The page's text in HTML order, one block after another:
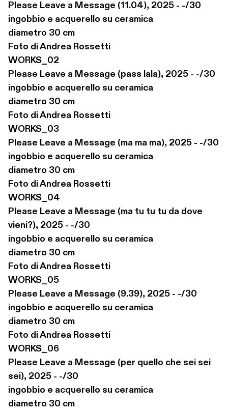
Please Leave a Message (11.04), 2025 - -/30
ingobbio e acquerello su ceramica
diametro 30 cm
Foto di Andrea Rossetti
WORKS_02
Please Leave a Message (pass lala), 2025 - -/30
ingobbio e acquerello su ceramica
diametro 30 cm
Foto di Andrea Rossetti
WORKS_03
Please Leave a Message (ma ma ma), 2025 - -/30
ingobbio e acquerello su ceramica
diametro 30 cm
Foto di Andrea Rossetti
WORKS_04
Please Leave a Message (ma tu tu tu da dove
vieni?), 2025 - -/30
ingobbio e acquerello su ceramica
diametro 30 cm
Foto di Andrea Rossetti
WORKS_05
Please Leave a Message (9.39), 2025 - -/30
ingobbio e acquerello su ceramica
diametro 30 cm
Foto di Andrea Rossetti
WORKS_06
Please Leave a Message (per quello che sei sei
sei), 2025 - -/30
ingobbio e acquerello su ceramica
diametro 30 cm